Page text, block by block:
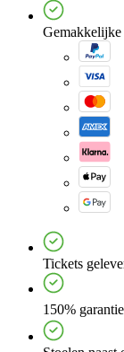
Gemakkelijke
Tickets
150%